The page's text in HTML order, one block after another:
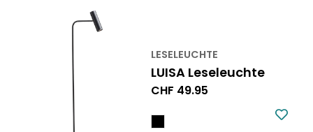
LESELEUCHTE
LUISA Leseleuchte
Regulärer
CHF 49.95